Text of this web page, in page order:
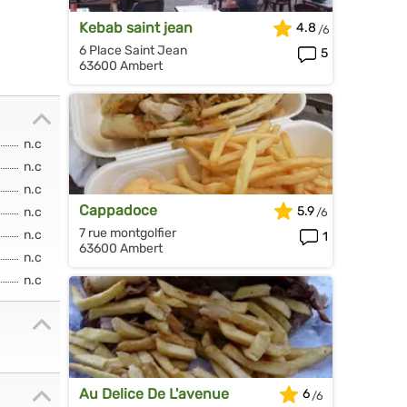
n.c
n.c
n.c
n.c
n.c
n.c
n.c
Kebab saint jean
6 Place Saint Jean
63600 Ambert
4.8
5
Cappadoce
7 rue montgolfier
63600 Ambert
5.9
1
Au Delice De L'avenue
6